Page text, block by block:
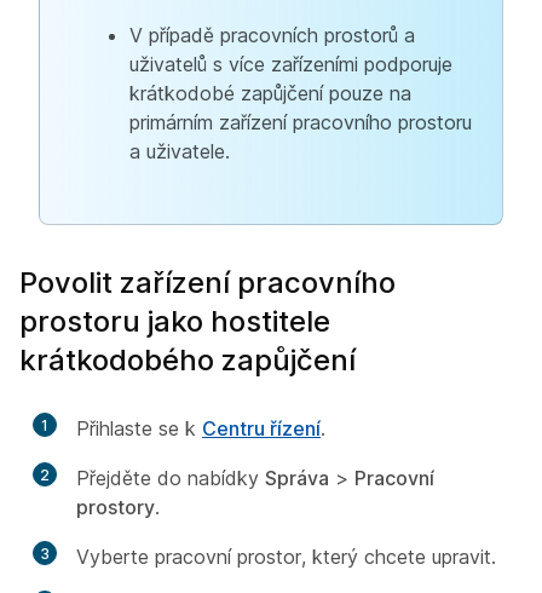
V případě pracovních prostorů a
uživatelů s více zařízeními podporuje
krátkodobé zapůjčení pouze na
primárním zařízení pracovního prostoru
a uživatele.
Povolit zařízení pracovního
prostoru jako hostitele
krátkodobého zapůjčení
1 Přihlaste se k Centru řízení.
2 Přejděte do nabídky Správa > Pracovní
prostory.
3 Vyberte pracovní prostor, který chcete upravit.